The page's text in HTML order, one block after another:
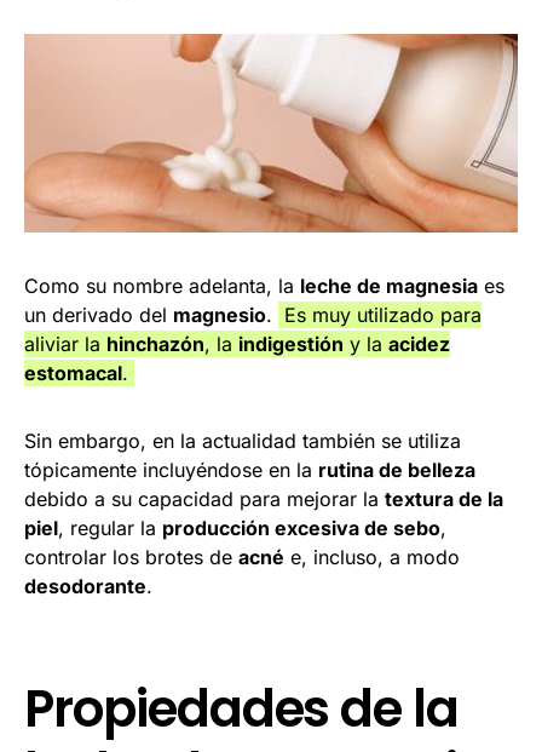
Como su nombre adelanta, la leche de magnesia es
un derivado del magnesio. Es muy utilizado para
aliviar la hinchazón, la indigestión y la acidez
estomacal.
Sin embargo, en la actualidad también se utiliza
tópicamente incluyéndose en la rutina de belleza
debido a su capacidad para mejorar la textura de la
piel, regular la producción excesiva de sebo,
controlar los brotes de acné e, incluso, a modo
desodorante.
Propiedades de la